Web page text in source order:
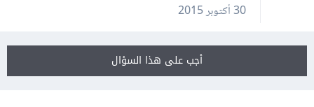
30 أكتوبر 2015
أجب على هذا السؤال